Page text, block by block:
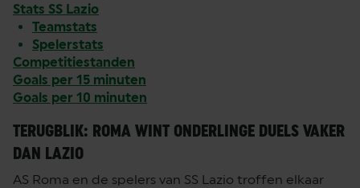
Stats SS Lazio
Teamstats
Spelerstats
Competitiestanden
Goals per 15 minuten
Goals per 10 minuten
TERUGBLIK: ROMA WINT ONDERLINGE DUELS VAKER
DAN LAZIO
AS Roma en de spelers van SS Lazio troffen elkaar